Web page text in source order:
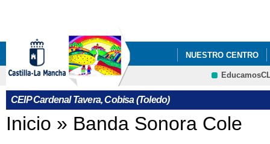
NUESTRO CENTRO
BANDA SONORA
CEIP Cardenal Tavera, Cobisa (Toledo)
Se encuentra usted aquí
Inicio » Banda Sonora Cole